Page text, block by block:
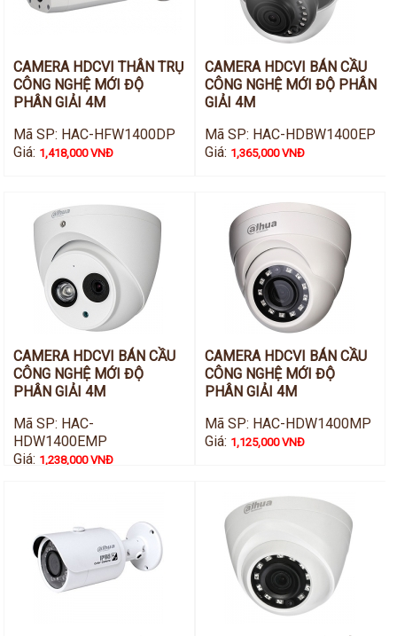
CAMERA HDCVI THÂN TRỤ
CÔNG NGHỆ MỚI ĐỘ
PHÂN GIẢI 4M
Mã SP: HAC-HFW1400DP
Giá: 1,418,000 VNĐ
CAMERA HDCVI BÁN CẦU
CÔNG NGHỆ MỚI ĐỘ PHÂN
GIẢI 4M
Mã SP: HAC-HDBW1400EP
Giá: 1,365,000 VNĐ
CAMERA HDCVI BÁN CẦU
CÔNG NGHỆ MỚI ĐỘ
PHÂN GIẢI 4M
Mã SP: HAC-
HDW1400EMP
Giá: 1,238,000 VNĐ
CAMERA HDCVI BÁN CẦU
CÔNG NGHỆ MỚI ĐỘ
PHÂN GIẢI 4M
Mã SP: HAC-HDW1400MP
Giá: 1,125,000 VNĐ